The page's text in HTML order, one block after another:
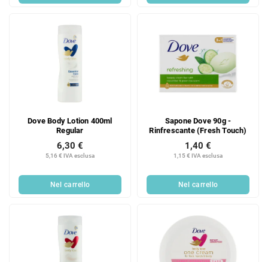
Dove Body Lotion 400ml
Regular
5,16 € IVA esclusa
6,30 €
Nel carrello
Sapone Dove 90g -
Rinfrescante (Fresh Touch)
1,15 € IVA esclusa
1,40 €
Nel carrello